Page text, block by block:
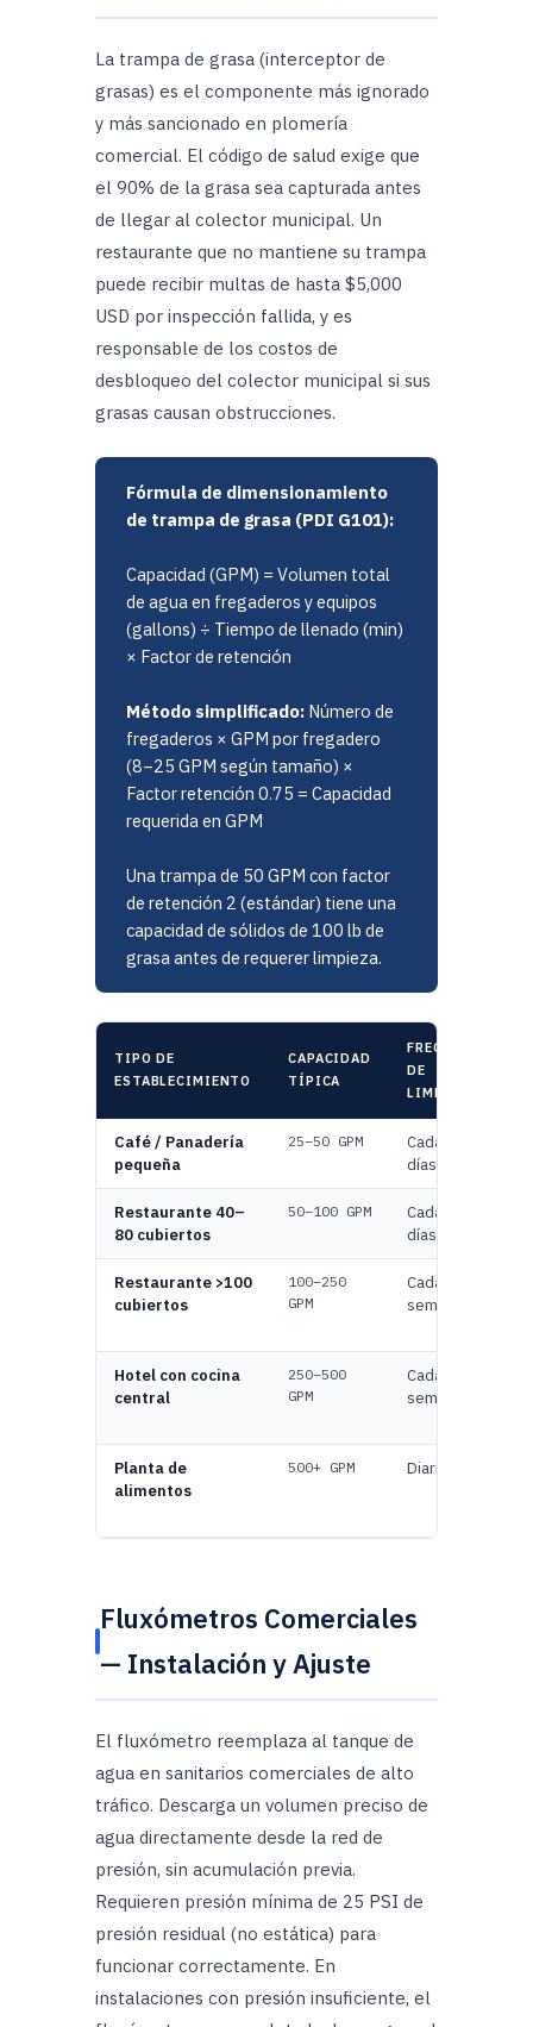
La trampa de grasa (interceptor de
grasas) es el componente más ignorado
y más sancionado en plomería
comercial. El código de salud exige que
el 90% de la grasa sea capturada antes
de llegar al colector municipal. Un
restaurante que no mantiene su trampa
puede recibir multas de hasta $5,000
USD por inspección fallida, y es
responsable de los costos de
desbloqueo del colector municipal si sus
grasas causan obstrucciones.
Fórmula de dimensionamiento
de trampa de grasa (PDI G101):
Capacidad (GPM) = Volumen total
de agua en fregaderos y equipos
(gallons) ÷ Tiempo de llenado (min)
× Factor de retención
Método simplificado: Número de
fregaderos × GPM por fregadero
(8–25 GPM según tamaño) ×
Factor retención 0.75 = Capacidad
requerida en GPM
Una trampa de 50 GPM con factor
de retención 2 (estándar) tiene una
capacidad de sólidos de 100 lb de
grasa antes de requerer limpieza.
TIPO DE
ESTABLECIMIENTO
CAPACIDAD
TÍPICA
FRECUENCIA
DE
LIMPIEZA
Café / Panadería
pequeña
25–50 GPM
Cada 90
días
Restaurante 40–
80 cubiertos
50–100 GPM
Cada 30–60
días
Restaurante >100
cubiertos
100–250
GPM
Cada 2–4
semanas
Hotel con cocina
central
250–500
GPM
Cada 1–2
semanas
Planta de
alimentos
500+ GPM Diaria
Fluxómetros Comerciales
— Instalación y Ajuste
El fluxómetro reemplaza al tanque de
agua en sanitarios comerciales de alto
tráfico. Descarga un volumen preciso de
agua directamente desde la red de
presión, sin acumulación previa.
Requieren presión mínima de 25 PSI de
presión residual (no estática) para
funcionar correctamente. En
instalaciones con presión insuficiente, el